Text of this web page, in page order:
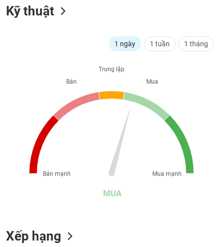
liệu
Kỹ thuật
1 ngày 1 tuần 1 tháng
MUA
Trung lập
Mua
Mua mạnh
Bán
Bán mạnh
Xếp hạng
DÙNG
THIẾT
YẾU
SỨC
KHỎE